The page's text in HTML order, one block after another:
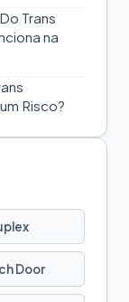
Trans
na
Risco?
Door